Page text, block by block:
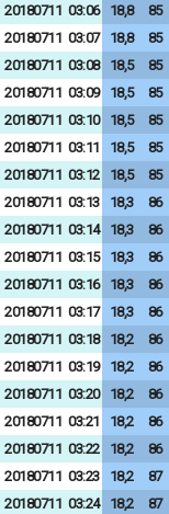
20180711 03:06 18,8 85
20180711 03:07 18,8 85
20180711 03:08 18,5 85
20180711 03:09 18,5 85
20180711 03:10 18,5 85
20180711 03:11 18,5 85
20180711 03:12 18,5 85
20180711 03:13 18,3 86
20180711 03:14 18,3 86
20180711 03:15 18,3 86
20180711 03:16 18,3 86
20180711 03:17 18,3 86
20180711 03:18 18,2 86
20180711 03:19 18,2 86
20180711 03:20 18,2 86
20180711 03:21 18,2 86
20180711 03:22 18,2 86
20180711 03:23 18,2 87
20180711 03:24 18,2 87